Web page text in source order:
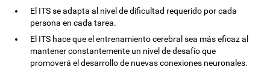
El ITS se adapta al nivel de dificultad requerido por cada
persona en cada tarea.
El ITS hace que el entrenamiento cerebral sea más eficaz al
mantener constantemente un nivel de desafío que
promoverá el desarrollo de nuevas conexiones neuronales.